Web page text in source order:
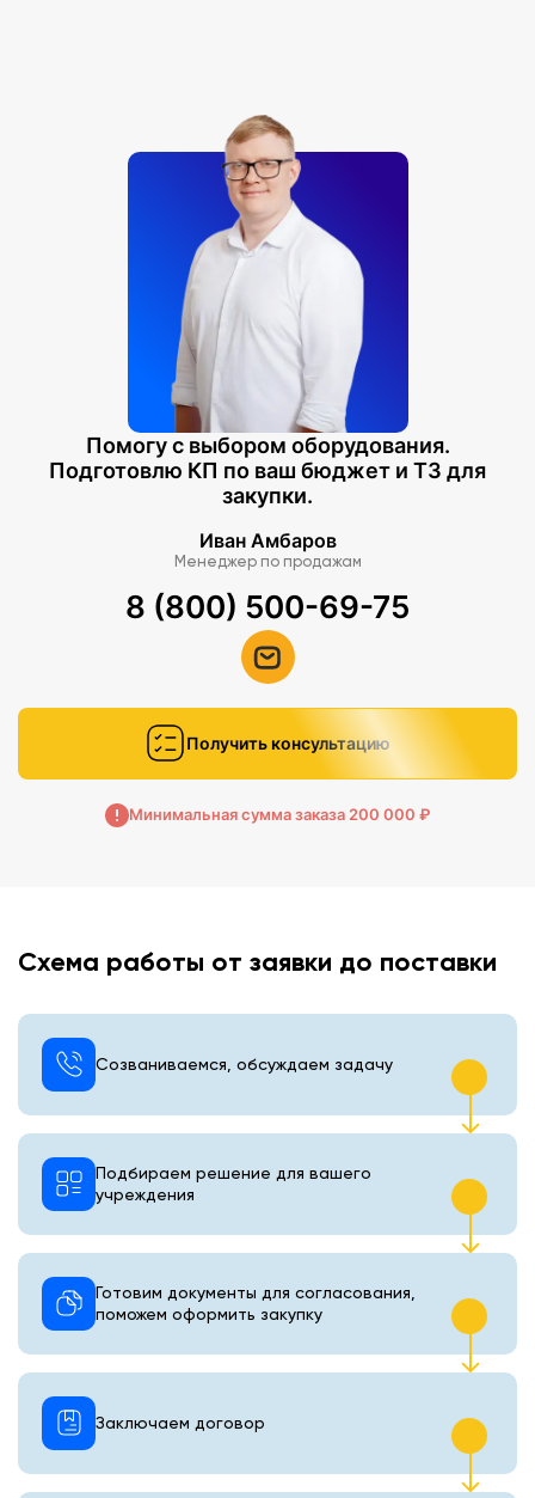
Помогу с выбором оборудования.
Подготовлю КП по ваш бюджет и ТЗ для
закупки.
Иван Амбаров
Менеджер по продажам
8 (800) 500-69-75
Получить консультацию
Минимальная сумма заказа 200 000 ₽
Схема работы от заявки до поставки
Созваниваемся, обсуждаем задачу
Подбираем решение для вашего
учреждения
Готовим документы для согласования,
поможем оформить закупку
Заключаем договор